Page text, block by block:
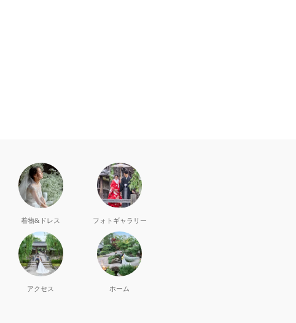
着物&ドレス フォト ギャラリー
アクセス ホーム